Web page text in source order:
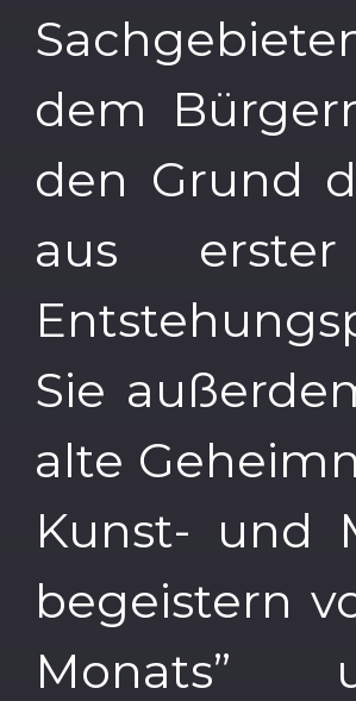
dem
den Grund
aus
Sie
alte
Kunst- und
begeistern
Monats”